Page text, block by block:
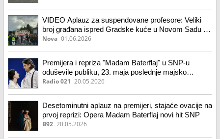
VIDEO Aplauz za suspendovane profesore: Veliki
broj građana ispred Gradske kuće u Novom Sadu na
protestu "Odbrana Jovine je odbrana Srbije"
Nova 01.06.2026
Premijera i repriza "Madam Baterflaj" u SNP-u
oduševile publiku, 23. maja poslednje majsko
izvođenje
Radio 021 20.05.2026
Desetominutni aplauz na premijeri, stajaće ovacije na
prvoj reprizi: Opera Madam Baterflaj novi hit SNP
B92 20.05.2026